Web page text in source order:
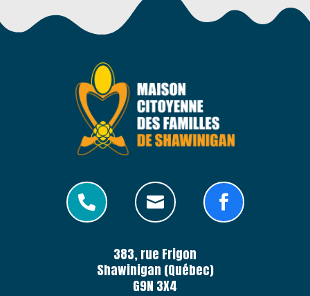
  
383, rue Frigon
Shawinigan (Québec)
G9N 3X4